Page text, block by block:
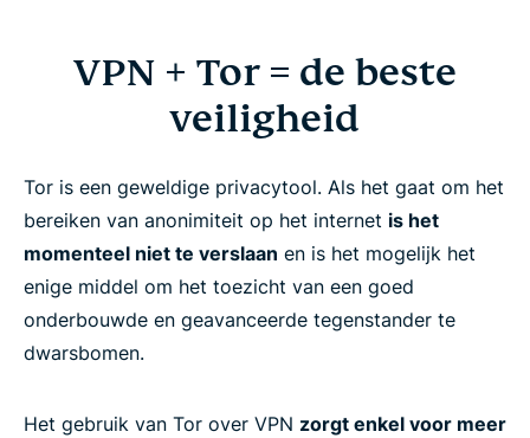
VPN + Tor = de beste
veiligheid
Tor is een geweldige privacytool. Als het gaat om het
bereiken van anonimiteit op het internet is het
momenteel niet te verslaan en is het mogelijk het
enige middel om het toezicht van een goed
onderbouwde en geavanceerde tegenstander te
dwarsbomen.
Het gebruik van Tor over VPN zorgt enkel voor meer